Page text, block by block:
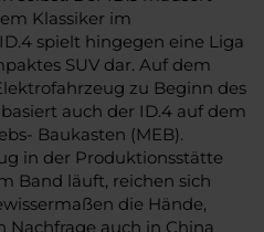
Klassiker im
spielt hingegen eine Liga
SUV dar. Auf dem
zu Beginn des
auch der ID.4 auf dem
Baukasten (MEB).
in der Produktionsstätte
Band läuft, reichen sich
die Hände,
auch in China